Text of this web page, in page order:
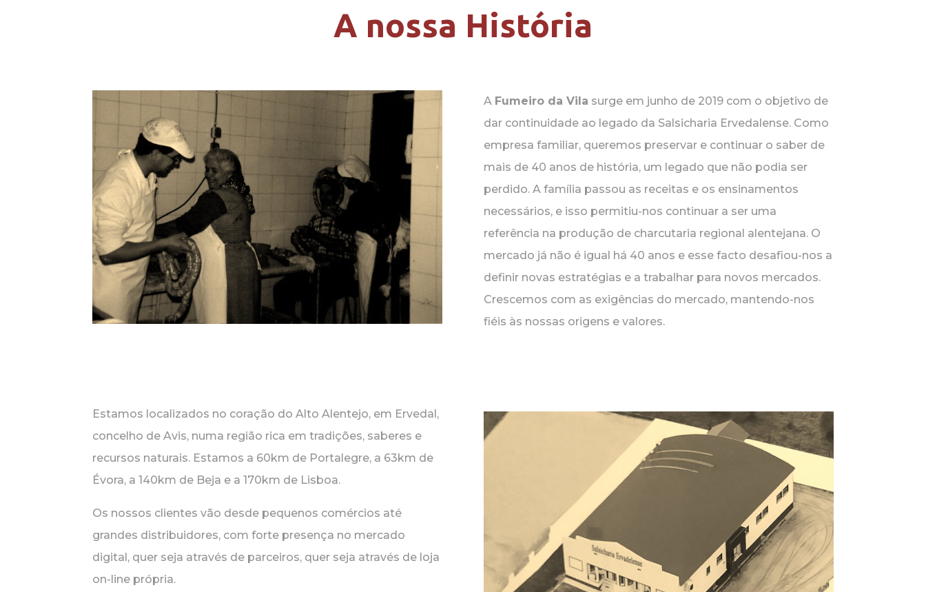
A nossa História
A Fumeiro da Vila surge em junho de 2019 com o objetivo de
dar continuidade ao legado da Salsicharia Ervedalense. Como
empresa familiar, queremos preservar e continuar o saber de
mais de 40 anos de história, um legado que não podia ser
perdido. A família passou as receitas e os ensinamentos
necessários, e isso permitiu-nos continuar a ser uma
referência na produção de charcutaria regional alentejana. O
mercado já não é igual há 40 anos e esse facto desafiou-nos a
definir novas estratégias e a trabalhar para novos mercados.
Crescemos com as exigências do mercado, mantendo-nos
fiéis às nossas origens e valores.
Estamos localizados no coração do Alto Alentejo, em Ervedal,
concelho de Avis, numa região rica em tradições, saberes e
recursos naturais. Estamos a 60km de Portalegre, a 63km de
Évora, a 140km de Beja e a 170km de Lisboa.
Os nossos clientes vão desde pequenos comércios até
grandes distribuidores, com forte presença no mercado
digital, quer seja através de parceiros, quer seja através de loja
on-line própria.